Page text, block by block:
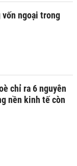
vốn ngoại trong
chỉ ra 6 nguyên
nền kinh tế còn